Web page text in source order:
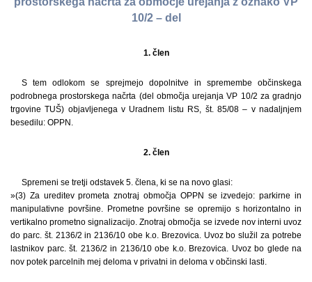
10/2 – del
1. člen
S tem odlokom se sprejmejo dopolnitve in spremembe občinskega
podrobnega prostorskega načrta (del območja urejanja VP 10/2 za gradnjo
trgovine TUŠ) objavljenega v Uradnem listu RS, št. 85/08 – v nadaljnjem
besedilu: OPPN.
2. člen
Spremeni se tretji odstavek 5. člena, ki se na novo glasi:
»(3) Za ureditev prometa znotraj območja OPPN se izvedejo: parkirne in
manipulativne površine. Prometne površine se opremijo s horizontalno in
vertikalno prometno signalizacijo. Znotraj območja se izvede nov interni uvoz
do parc. št. 2136/2 in 2136/10 obe k.o. Brezovica. Uvoz bo služil za potrebe
lastnikov parc. št. 2136/2 in 2136/10 obe k.o. Brezovica. Uvoz bo glede na
nov potek parcelnih mej deloma v privatni in deloma v občinski lasti.